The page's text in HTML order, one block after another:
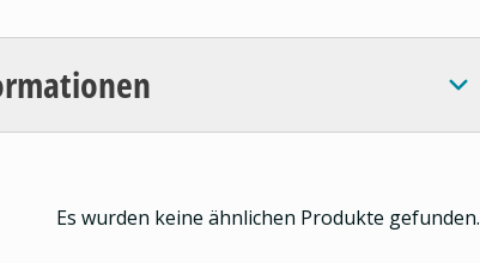
Es wurden keine ähnlichen Produkte gefunden.